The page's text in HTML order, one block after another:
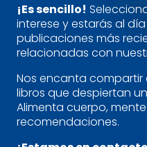
¡Es sencillo!
interese y estarás al
publicaciones más
relacionadas con
Nos encanta
libros que despiertan
Alimenta cuerpo,
recomendaciones.